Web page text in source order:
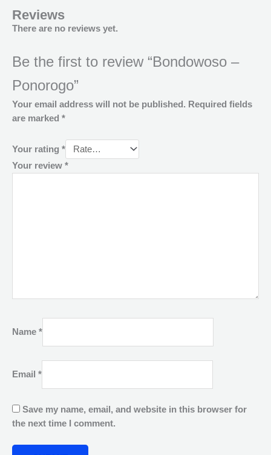
Reviews
There are no reviews yet.
Be the first to review “Bondowoso –
Ponorogo”
Your email address will not be published. Required fields
are marked *
Your rating *
Your review *
Name *
Email *
Save my name, email, and website in this browser for
the next time I comment.